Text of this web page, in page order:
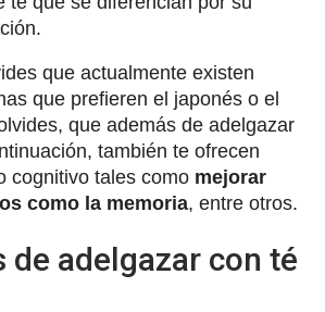
que actualmente existen
que prefieren el japonés o el
que además de adelgazar
también te ofrecen
cognitivo tales como mejorar
como la memoria, entre otros.
de adelgazar con té